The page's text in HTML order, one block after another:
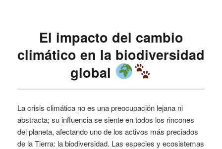
El impacto del cambio
climático en la biodiversidad
global
La crisis climática no es una preocupación lejana ni
abstracta; su influencia se siente en todos los rincones
del planeta, afectando uno de los activos más preciados
de la Tierra: la biodiversidad. Las especies y ecosistemas